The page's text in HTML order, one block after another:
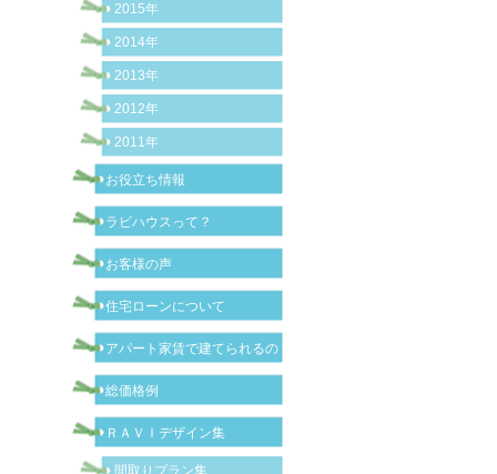
2015年
2014年
2013年
2012年
2011年
お役立ち情報
ラビハウスって？
お客様の声
住宅ローンについて
アパート家賃で建てられるの？
総価格例
ＲＡＶＩデザイン集
間取りプラン集